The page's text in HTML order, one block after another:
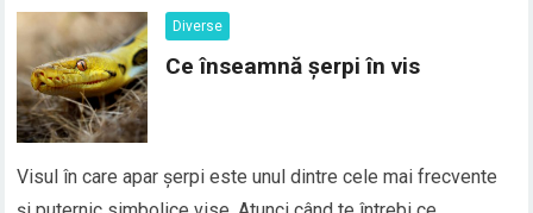
directă în Google Translate, deoarece numele sunt
considerate elemente de identitate personală și, de…
Diverse
Ce înseamnă șerpi în vis
Visul în care apar șerpi este unul dintre cele mai frecvente